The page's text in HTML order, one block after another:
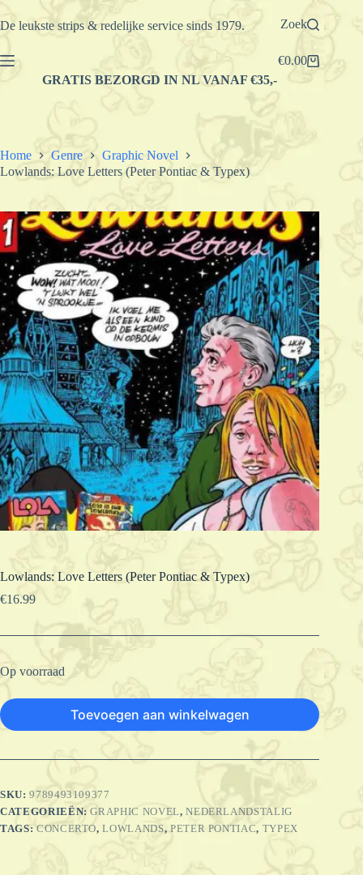
Ga
naar
De leukste strips & redelijke service sinds 1979. Zoek
Winkelwagen
€0.00
GRATIS BEZORGD IN NL VANAF €35,-
Home Genre
Graphic Novel
Lowlands: Love Letters (Peter Pontiac & Typex)
Lowlands: Love Letters (Peter Pontiac & Typex)
€16.99
Op voorraad
Toevoegen aan winkelwagen
SKU:9789493109377
CATEGORIEËN:GRAPHIC NOVEL,NEDERLANDSTALIG
TAGS:CONCERTO,LOWLANDS, PETER PONTIAC, TYPEX